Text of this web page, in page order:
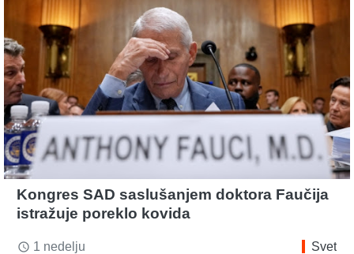
Kongres SAD saslušanjem doktora Faučija
istražuje poreklo kovida
access_time 1 nedelju Svet